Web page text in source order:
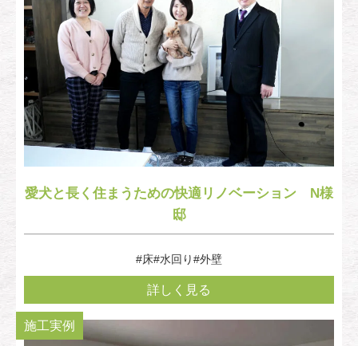
愛犬と長く住まうための快適リノベーション N様
邸
#床#水回り#外壁
詳しく見る
施工実例